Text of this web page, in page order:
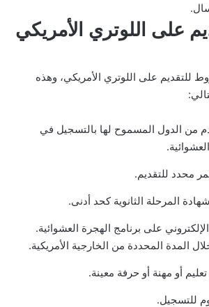
على اللوتري الأمريكي
للتقديم على اللوتري الأمريكي، وهذه
من الدول المسموح لها بالتسجيل في
محدد للتقديم.
المرحلة الثانوية كحد أدنى.
على برنامج الهجرة العشوائية.
المدة المحددة من الخارجية الأمريكية.
أو مهنة أو حرفة معينة.
للتسجيل.